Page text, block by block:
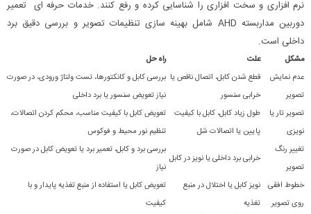
نرم افزاری و سخت افزاری را شناسایی کرده و رفع کنند. خدمات حرفه ای تعمیر
دوربین مداربسته AHD شامل بهینه سازی تنظیمات تصویر و بررسی دقیق برد
داخلی است.
مشکل علت
راه حل
عدم نمایش
تصویر
قطع شدن کابل، اتصال ناقص یا
خرابی سنسور
بررسی کابل و کانکتورها، تست ولتاژ ورودی، در صورت
نیاز تعویض سنسور یا برد داخلی
تصویر تار یا
نویزی
طول زیاد کابل، کابل با کیفیت
پایین یا اتصالات شل
تعویض کابل با کیفیت مناسب، محکم کردن اتصالات،
تنظیم نور محیط و فوکوس
تغییر رنگ
تصویر
خرابی برد داخلی یا نویز در کابل
بررسی برد و کابل، تعمیر برد یا تعویض کابل در صورت
نیاز
خطوط افقی
روی تصویر
نویز کابل یا اختلال در منبع
تغذیه
تعویض کابل یا استفاده از منبع تغذیه پایدار و با
کیفیت